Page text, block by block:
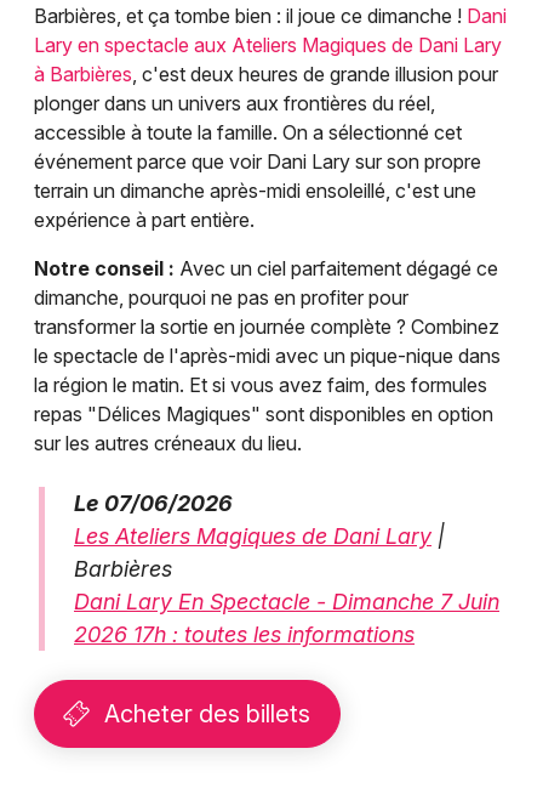
Barbières, et ça tombe bien : il joue ce dimanche ! Dani
Lary en spectacle aux Ateliers Magiques de Dani Lary
à Barbières, c'est deux heures de grande illusion pour
plonger dans un univers aux frontières du réel,
accessible à toute la famille. On a sélectionné cet
événement parce que voir Dani Lary sur son propre
terrain un dimanche après-midi ensoleillé, c'est une
expérience à part entière.
Notre conseil : Avec un ciel parfaitement dégagé ce
dimanche, pourquoi ne pas en profiter pour
transformer la sortie en journée complète ? Combinez
le spectacle de l'après-midi avec un pique-nique dans
la région le matin. Et si vous avez faim, des formules
repas "Délices Magiques" sont disponibles en option
sur les autres créneaux du lieu.
Le 07/06/2026
Les Ateliers Magiques de Dani Lary |
Barbières
Dani Lary En Spectacle - Dimanche 7 Juin
2026 17h : toutes les informations
Acheter des billets